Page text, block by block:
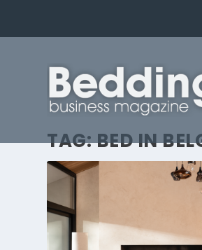
TAG:BED IN